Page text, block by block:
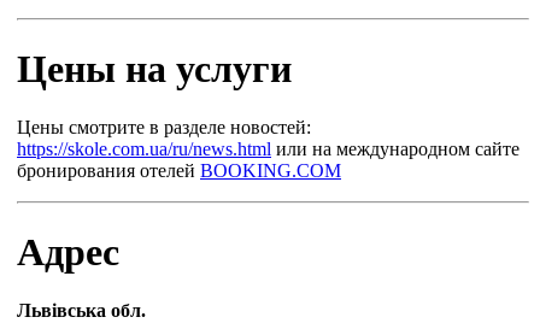
Цены на услуги
Цены смотрите в разделе новостей:
https://skole.com.ua/ru/news.html или на международном сайте
бронирования отелей BOOKING.COM
Адрес
Львівська обл.